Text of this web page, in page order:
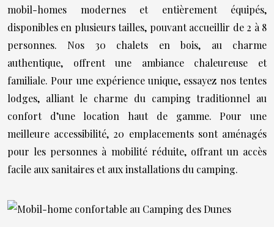
mobil-homes modernes et entièrement équipés,
disponibles en plusieurs tailles, pouvant accueillir de 2 à 8
personnes. Nos 30 chalets en bois, au charme
authentique, offrent une ambiance chaleureuse et
familiale. Pour une expérience unique, essayez nos tentes
lodges, alliant le charme du camping traditionnel au
confort d’une location haut de gamme. Pour une
meilleure accessibilité, 20 emplacements sont aménagés
pour les personnes à mobilité réduite, offrant un accès
facile aux sanitaires et aux installations du camping.